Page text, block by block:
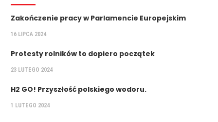
Zakończenie pracy w Parlamencie Europejskim
16 LIPCA 2024
Protesty rolników to dopiero początek
23 LUTEGO 2024
H2 GO! Przyszłość polskiego wodoru.
1 LUTEGO 2024